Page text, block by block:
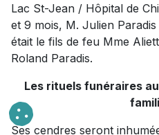
Lac St-Jean / Hôpital de
et 9 mois, M. Julien
était le fils de feu Mme
Roland Paradis.
Les rituels funéraires
Ses cendres seront